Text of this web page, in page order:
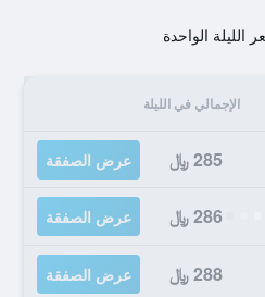
الواحدة
الإجمالي في الليلة
285 ﷼ عرض الصفقة
286 ﷼ عرض الصفقة
288 ﷼ عرض الصفقة